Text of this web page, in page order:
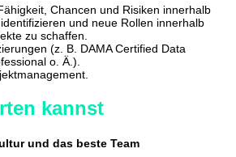
Chancen und Risiken innerhalb
und neue Rollen innerhalb
zu schaffen.
(z. B. DAMA Certified Data
o. Ä.).
kannst
und das beste Team